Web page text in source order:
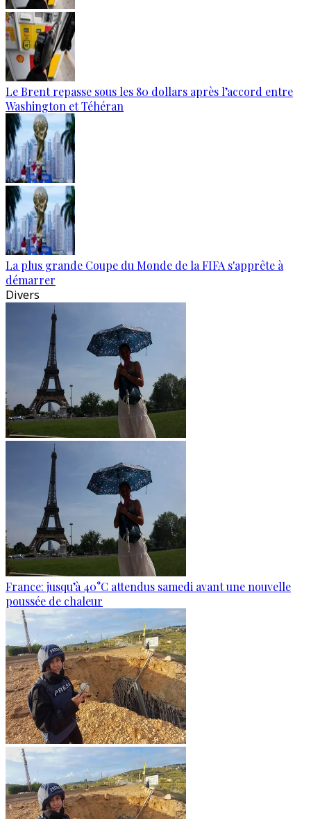
Le Brent repasse sous les 80 dollars après l’accord entre
Washington et Téhéran
La plus grande Coupe du Monde de la FIFA s'apprête à
démarrer
Divers
France: jusqu’à 40°C attendus samedi avant une nouvelle
poussée de chaleur